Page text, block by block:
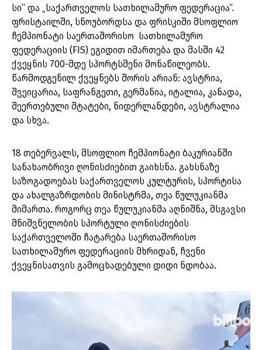
სი“ და „საქართველოს სათხილამურო ფედერაცია“.
ფრისტაილში, სნოუბორდსა და ფრისკიში მსოფლიო
ჩემპიონატი საერთაშორისო სათხილამურო
ფედერაციის (FIS) ეგიდით იმართება და მასში 42
ქვეყნის 700-მდე სპორტსმენი მონაწილეობს.
წარმოდგენილ ქვეყნებს შორის არიან: ავსტრია,
შვეიცარია, საფრანგეთი, გერმანია, იტალია, კანადა,
შეერთებული შტატები, ნიდერლანდები, ავსტრალია
და სხვა.
18 თებერვალს, მსოფლიო ჩემპიონატი ბაკურიანში
სანახაობრივი ღონისძიებით გაიხსნა. გახსნაზე
საზოგადოებას საქართველოს კულტურის, სპორტისა
და ახალგაზრდობის მინისტრმა, თეა წულუკიანმა
მიმართა. როგორც თეა წულუკიანმა აღნიშნა, მსგავსი
მნიშვნელობის სპორტული ღონისძიების
საქართველოში ჩატარება საერთაშორისო
სათხილამურო ფედერაციის მხრიდან, ჩვენი
ქვეყნისათვის გამოცხადებული დიდი ნდობაა.